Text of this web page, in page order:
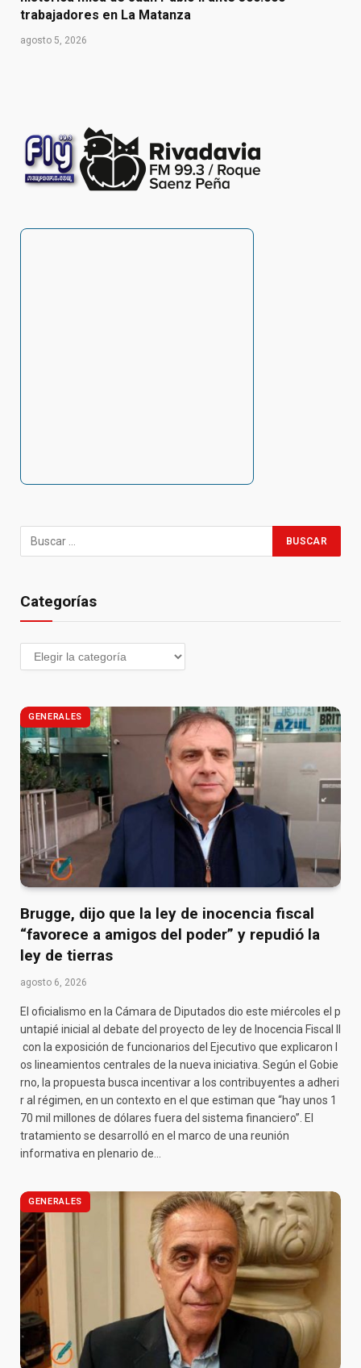
trabajadores en La Matanza
agosto 5, 2026
Categorías
GENERALES
Brugge, dijo que la ley de inocencia fiscal
“favorece a amigos del poder” y repudió la
ley de tierras
agosto 6, 2026
El oficialismo en la Cámara de Diputados dio este miércoles el p
untapié inicial al debate del proyecto de ley de Inocencia Fiscal II
con la exposición de funcionarios del Ejecutivo que explicaron l
os lineamientos centrales de la nueva iniciativa. Según el Gobie
rno, la propuesta busca incentivar a los contribuyentes a adheri
r al régimen, en un contexto en el que estiman que “hay unos 1
70 mil millones de dólares fuera del sistema financiero”. El
tratamiento se desarrolló en el marco de una reunión
informativa en plenario de…
GENERALES